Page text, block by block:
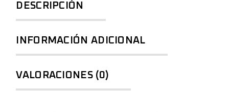
DESCRIPCIÓN
INFORMACIÓN ADICIONAL
VALORACIONES (0)